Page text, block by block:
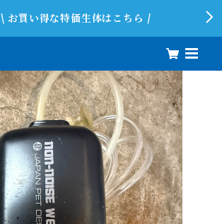
\ お買い得な特価生体はこちら /